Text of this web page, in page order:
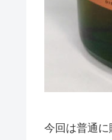
今回は普通